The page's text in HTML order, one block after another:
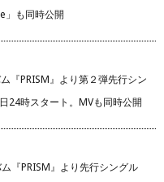
」も同時公開
『PRISM』より第２弾先行シン
24時スタート。MVも同時公開
『PRISM』より先行シングル